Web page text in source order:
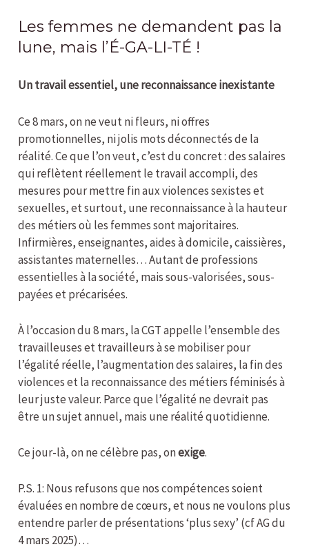
Les femmes ne demandent pas la
lune, mais l’É-GA-LI-TÉ !
Un travail essentiel, une reconnaissance inexistante
Ce 8 mars, on ne veut ni fleurs, ni offres
promotionnelles, ni jolis mots déconnectés de la
réalité. Ce que l’on veut, c’est du concret : des salaires
qui reflètent réellement le travail accompli, des
mesures pour mettre fin aux violences sexistes et
sexuelles, et surtout, une reconnaissance à la hauteur
des métiers où les femmes sont majoritaires.
Infirmières, enseignantes, aides à domicile, caissières,
assistantes maternelles… Autant de professions
essentielles à la société, mais sous-valorisées, sous-
payées et précarisées.
À l’occasion du 8 mars, la CGT appelle l’ensemble des
travailleuses et travailleurs à se mobiliser pour
l’égalité réelle, l’augmentation des salaires, la fin des
violences et la reconnaissance des métiers féminisés à
leur juste valeur. Parce que l’égalité ne devrait pas
être un sujet annuel, mais une réalité quotidienne.
Ce jour-là, on ne célèbre pas, onexige.
P.S. 1: Nous refusons que nos compétences soient
évaluées en nombre de cœurs, et nous ne voulons plus
entendre parler de présentations ‘plus sexy’ (cf AG du
4 mars 2025)…